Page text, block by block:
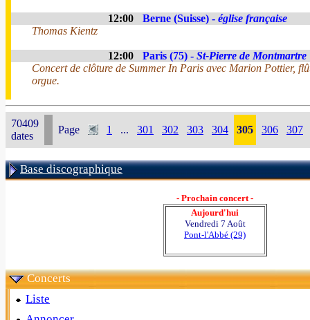
12:00 Berne (Suisse) - église française
Thomas Kientz
12:00 Paris (75) - St-Pierre de Montmartre
Concert de clôture de Summer In Paris avec Marion Pottier,
orgue.
70409
dates
Page 1 ... 301 302 303 304 305 306 307
Base discographique
- Prochain concert -
Aujourd'hui
Vendredi 7 Août
Pont-l'Abbé (29)
Concerts
Liste